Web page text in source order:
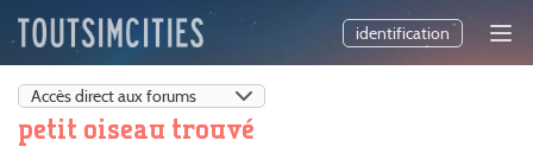
identification
petit oiseau trouvé